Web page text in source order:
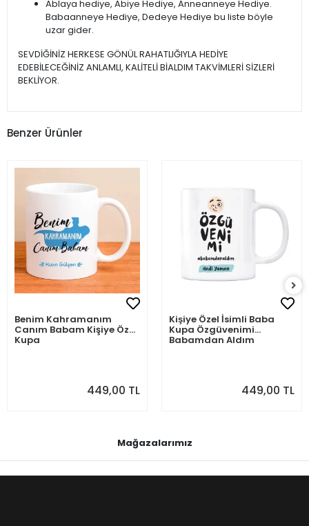
Ablaya hediye, Abiye Hediye, Anneanneye Hediye.
Babaanneye Hediye, Dedeye Hediye bu liste böyle
uzar gider.
SEVDİĞİNİZ HERKESE GÖNÜL RAHATLIĞIYLA HEDİYE
EDEBİLECEĞİNİZ ANLAMLI, KALİTELİ BİALDIM TAKVİMLERİ SİZLERİ
BEKLİYOR.
Benzer Ürünler
Benim Kahramanım
Canım Babam Kişiye Özel
Kupa
449,00 TL
Kişiye Özel İsimli Baba
Kupa Özgüvenimi
Babamdan Aldım
449,00 TL
Mağazalarımız